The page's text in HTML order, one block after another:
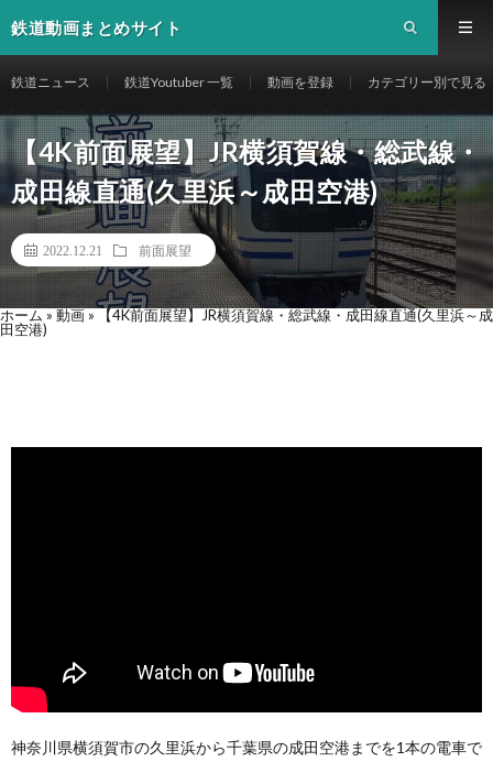
鉄道動画まとめサイト
鉄道ニュース 鉄道Youtuber 一覧 動画を登録 カテゴリー別で見る
【4K前面展望】JR横須賀線・総武線・
成田線直通(久里浜～成田空港)
2022.12.21 前面展望
ホーム » 動画 » 【4K前面展望】JR横須賀線・総武線・成田線直通(久里浜～成
田空港)
神奈川県横須賀市の久里浜から千葉県の成田空港までを1本の電車で